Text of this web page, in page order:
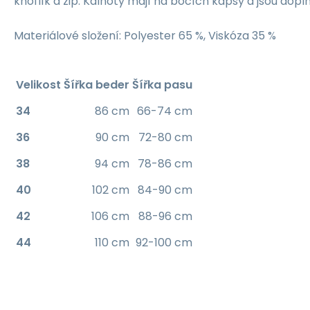
Materiálové složení: Polyester 65 %, Viskóza 35 %
Velikost Šířka beder Šířka pasu
34
86 cm 66-74 cm
36
90 cm
72-80 cm
38
94 cm
78-86 cm
40
102 cm 84-90 cm
42
106 cm
88-96 cm
44
110 cm 92-100 cm